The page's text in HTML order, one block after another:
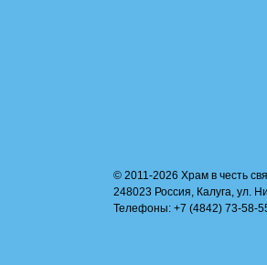
© 2011-2026 Храм в честь
248023 Россия, Калуга, ул.
Телефоны: +7 (4842) 73-58-